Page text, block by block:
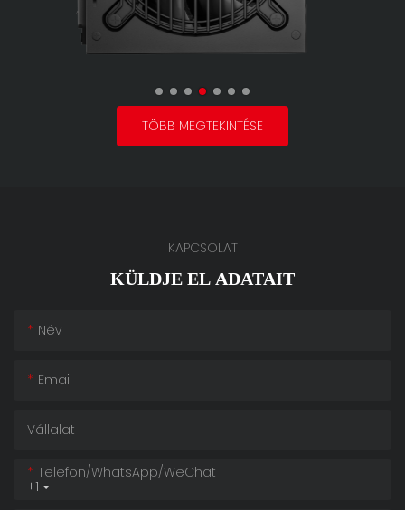
TÖBB MEGTEKINTÉSE
KAPCSOLAT
KÜLDJE EL ADATAIT
Név
Email
Vállalat
+1
Telefon/WhatsApp/WeChat